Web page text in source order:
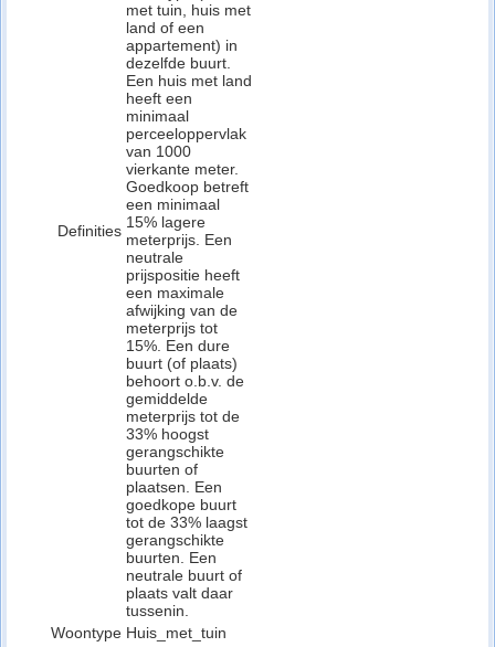
Definities
met tuin, huis met
land of een
appartement) in
dezelfde buurt.
Een huis met land
heeft een
minimaal
perceeloppervlak
van 1000
vierkante meter.
Goedkoop betreft
een minimaal
15% lagere
meterprijs. Een
neutrale
prijspositie heeft
een maximale
afwijking van de
meterprijs tot
15%. Een dure
buurt (of plaats)
behoort o.b.v. de
gemiddelde
meterprijs tot de
33% hoogst
gerangschikte
buurten of
plaatsen. Een
goedkope buurt
tot de 33% laagst
gerangschikte
buurten. Een
neutrale buurt of
plaats valt daar
tussenin.
Woontype Huis_met_tuin